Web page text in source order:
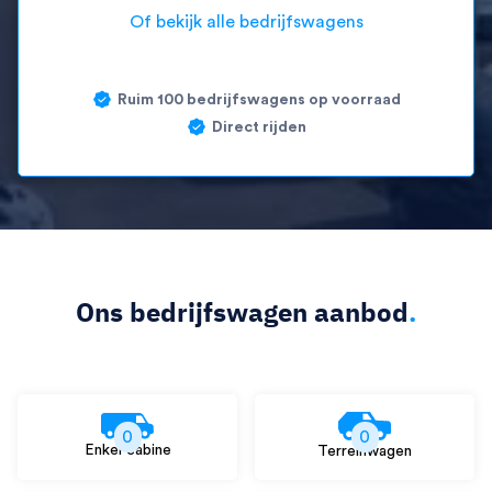
Of bekijk alle bedrijfswagens
Ruim 100 bedrijfswagens op voorraad
Direct rijden
Ons bedrijfswagen aanbod.
Enkel cabine
0
Terreinwagen
0